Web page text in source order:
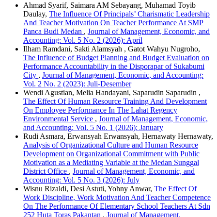
Ahmad Syarif, Saimara AM Sebayang, Muhamad Toyib
Daulay, The Influence Of Principals’ Charismatic Leadership
And Teacher Motivation On Teacher Performance At SMP
Panca Budi Medan , Journal of Management, Economic, and
Accounting: Vol. 5 No. 2 (2026): April
Ilham Ramdani, Sakti Alamsyah , Gatot Wahyu Nugroho,
The Influence of Budget Planning and Budget Evaluation on
Performance Accountability in the Disporapar of Sukabumi
City , Journal of Management, Economic, and Accounting:
Vol. 2 No. 2 (2023): Juli-Desember
Wendi Agustian, Melia Handayani, Saparudin Saparudin ,
The Effect Of Human Resource Training And Development
On Employee Performance In The Lahat Regency
Environmental Service , Journal of Management, Economic,
and Accounting: Vol. 5 No. 1 (2026): January
Rudi Asmara, Erwansyah Erwansyah, Hernawaty Hernawaty,
Analysis of Organizational Culture and Human Resource
Development on Organizational Commitment with Public
Motivation as a Mediating Variable at the Medan Sunggal
District Office , Journal of Management, Economic, and
Accounting: Vol. 5 No. 3 (2026): July
Wisnu Rizaldi, Desi Astuti, Yohny Anwar, The Effect Of
Work Discipline, Work Motivation And Teacher Competence
On The Performance Of Elementary School Teachers At Sdn
252 Huta Toras Pakantan , Journal of Management,